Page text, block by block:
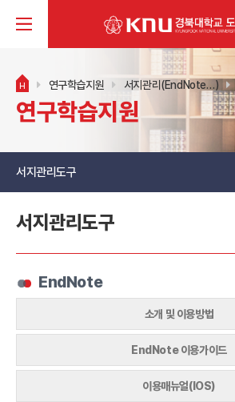
H 연구학습지원 서지관리(EndNote…)
연구학습지원
서지관리도구
서지관리도구
EndNote
소개 및 이용방법
EndNote 이용가이드
이용매뉴얼(IOS)